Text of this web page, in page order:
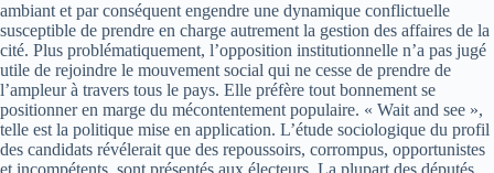
ambiant et par conséquent engendre une dynamique conflictuelle
susceptible de prendre en charge autrement la gestion des affaires de la
cité. Plus problématiquement, l’opposition institutionnelle n’a pas jugé
utile de rejoindre le mouvement social qui ne cesse de prendre de
l’ampleur à travers tous le pays. Elle préfère tout bonnement se
positionner en marge du mécontentement populaire. « Wait and see »,
telle est la politique mise en application. L’étude sociologique du profil
des candidats révélerait que des repoussoirs, corrompus, opportunistes